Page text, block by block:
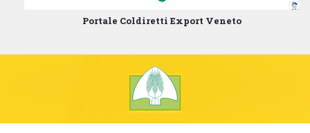
Portale Coldiretti Export Veneto